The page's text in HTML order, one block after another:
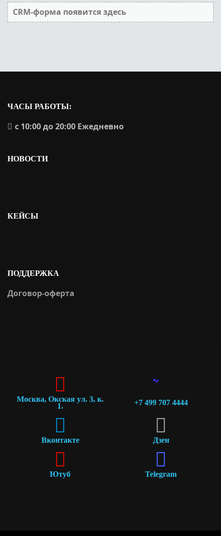
CRM-форма появится здесь
ЧАСЫ РАБОТЫ:
с 10:00 до 20:00 Ежедневно
НОВОСТИ
КЕЙСЫ
ПОДДЕРЖКА
Договор-оферта
Москва, Окская ул. 3, к.
1.
+7 499 707 4444
Вконтакте Дзен
Ютуб Telegram